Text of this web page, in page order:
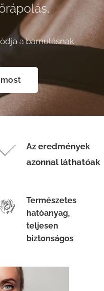
a barnulásnak
Az eredmények
azonnal láthatóak
Természetes
hatóanyag,
teljesen
biztonságos